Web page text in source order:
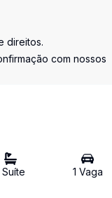
direitos.
com nossos
Suíte 1 Vaga